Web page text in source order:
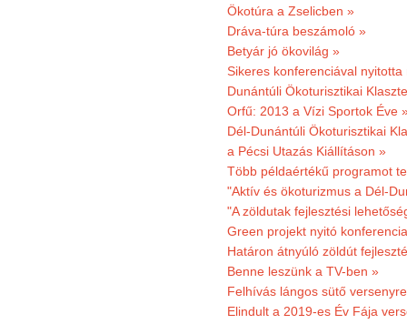
Ökotúra a Zselicben »
Dráva-túra beszámoló »
Betyár jó ökovilág »
Sikeres konferenciával
Dunántúli Ökoturisztikai
Orfű: 2013 a Vízi Sportok Éve
Dél-Dunántúli Ökoturisztikai
a Pécsi Utazás Kiállításon »
Több példaértékű programot
"Aktív és ökoturizmus a Dél-
"A zöldutak fejlesztési
Green projekt nyitó
Határon átnyúló zöldút
Benne leszünk a TV-ben »
Felhívás lángos sütő
Elindult a 2019-es Év Fája